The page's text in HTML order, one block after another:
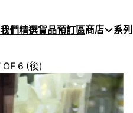
們精選貨品預訂區商店 系列
OF 6 (後)